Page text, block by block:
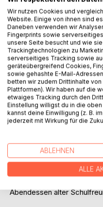
Auf die Merkliste
Titel bewerten
BESCHREIBUNG
Ein junger Mann trägt eine
eines Jungen. Eine Frau
Mann, und in einer
Abendessen alter
Wir nutzen Cookies und
Website. Einige von ihnen sind
Daneben verwenden wir
Fingerprints sowie
unsere Seite besucht und wie
Trackingtechnologien zu
serverseitiges Tracking sowie
geräteübergreifend Cookies,
sowie gehashte E-Mail-
betten wir zudem Drittinhalte
Plattformen). Wir haben auf die
etwaiges Tracking durch den
Einstellung willigst du in die
kannst deine Einwilligung (z. B.
jederzeit mit Wirkung für die
ABLEHNEN
ALLE